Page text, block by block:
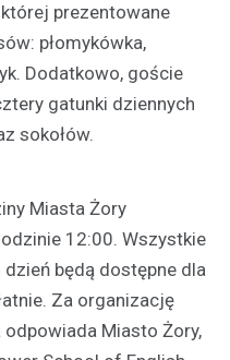
prezentowane
płomykówka,
Dodatkowo, goście
gatunki dziennych
sokołów.
Miasta Żory
12:00. Wszystkie
będą dostępne dla
Za organizację
Miasto Żory,